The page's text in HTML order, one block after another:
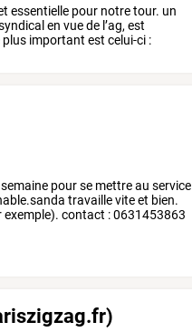
essentielle pour notretour. un
en vuede l’ag, est
plus important est celui-ci :
pour se mettre au service
travaille vite et bien.
exemple). contact : 0631453863